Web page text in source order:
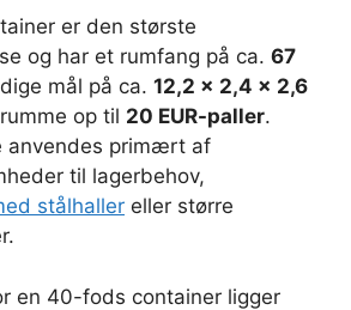
er den største
og har et rumfang på ca. 67
mål på ca. 12,2 x 2,4 x 2,6
op til 20 EUR-paller.
anvendes primært af
til lagerbehov,
stålhaller eller større
en 40-fods container ligger